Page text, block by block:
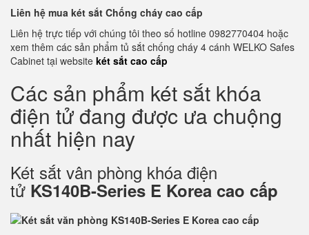
Liên hệ mua két sắt Chống cháy cao cấp
Liên hệ trực tiếp với chúng tôi theo số hotline 0982770404 hoặc
xem thêm các sản phẩm tủ sắt chống cháy 4 cánh WELKO Safes
Cabinet tại website két sắt cao cấp
Các sản phẩm két sắt khóa
điện tử đang được ưa chuộng
nhất hiện nay
Két sắt vân phòng khóa điện
tử KS140B-Series E Korea cao cấp